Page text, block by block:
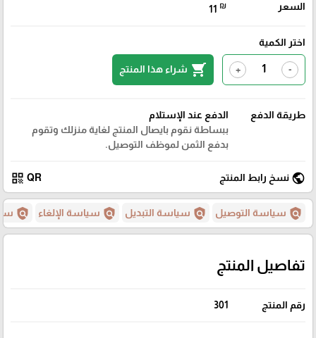
السعر 11 ₪
اختر الكمية
-
+
shopping_cart شراء هذا المنتج
طريقة الدفع
الدفع عند الإستلام
ببساطة نقوم بايصال المنتج لغاية منزلك وتقوم
بدفع الثمن لموظف التوصيل.
public نسخ رابط المنتج QR
qr_code
policy سياسة التوصيل policy سياسة التبديل policy سياسة الإلغاء policy
تفاصيل المنتج
رقم المنتج 301